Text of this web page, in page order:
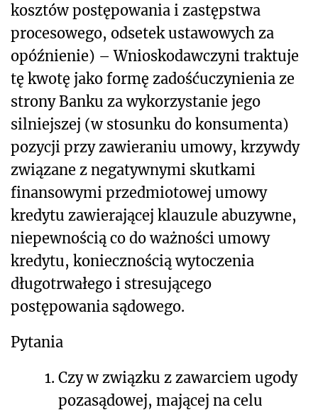
kosztów postępowania i zastępstwa
procesowego, odsetek ustawowych za
opóźnienie) – Wnioskodawczyni traktuje
tę kwotę jako formę zadośćuczynienia ze
strony Banku za wykorzystanie jego
silniejszej (w stosunku do konsumenta)
pozycji przy zawieraniu umowy, krzywdy
związane z negatywnymi skutkami
finansowymi przedmiotowej umowy
kredytu zawierającej klauzule abuzywne,
niepewnością co do ważności umowy
kredytu, koniecznością wytoczenia
długotrwałego i stresującego
postępowania sądowego.
Pytania
1. Czy w związku z zawarciem ugody
pozasądowej, mającej na celu